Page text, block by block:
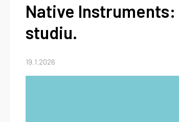
Native Instruments:
studiu.
19.1.2026